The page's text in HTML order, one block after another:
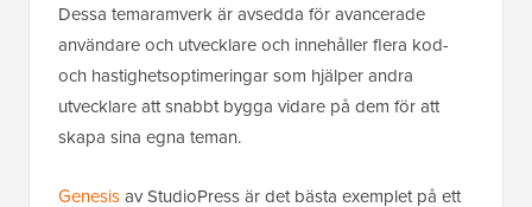
Dessa temaramverk är avsedda för avancerade
användare och utvecklare och innehåller flera kod-
och hastighetsoptimeringar som hjälper andra
utvecklare att snabbt bygga vidare på dem för att
skapa sina egna teman.
Genesisav StudioPress är det bästa exemplet på ett